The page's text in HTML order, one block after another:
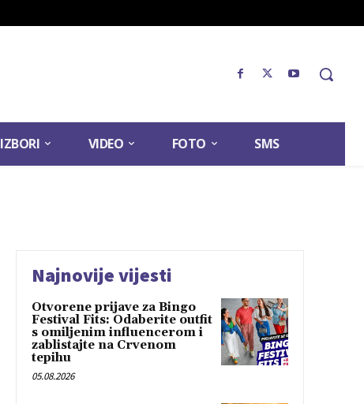
IZBORI VIDEO FOTO SMS
Najnovije vijesti
Otvorene prijave za Bingo
Festival Fits: Odaberite outfit
s omiljenim influencerom i
zablistajte na Crvenom
tepihu
05.08.2026